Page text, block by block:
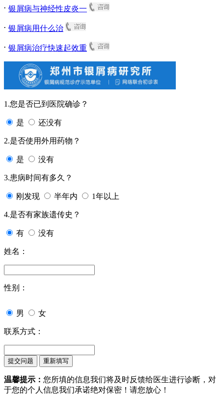
. 银屑病与神经性皮炎一
. 银屑病用什么治
. 银屑病治疗快速起效重
1.您是否已到医院确诊？
是 还没有
2.是否使用外用药物？
是 没有
3.患病时间有多久？
刚发现 半年内 1年以上
4.是否有家族遗传史？
有 没有
姓名：
性别：
男 女
联系方式：
温馨提示： 您所填的信息我们将及时反馈给医生进行诊断，对
于您的个人信息我们承诺绝对保密！请您放心！